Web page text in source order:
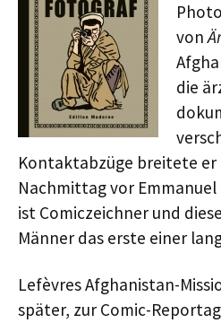
von
die
Kontaktabzüge breitete er
Nachmittag vor
ist Comiczeichner und
Männer das erste einer
Lefèvres Afghanistan-
später, zur Comic-